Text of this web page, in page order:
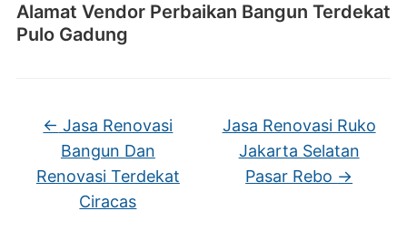
Alamat Vendor Perbaikan Bangun Terdekat
Pulo Gadung
← Jasa Renovasi
Bangun Dan
Renovasi Terdekat
Ciracas
Jasa Renovasi Ruko
Jakarta Selatan
Pasar Rebo →